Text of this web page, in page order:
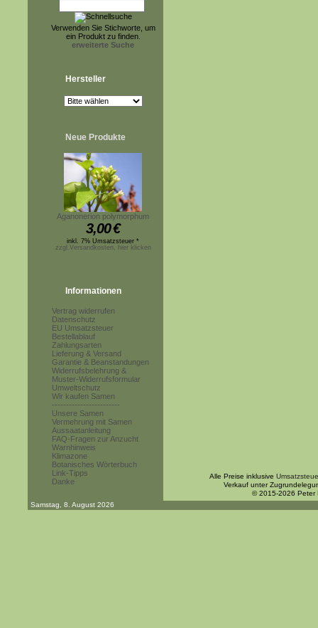
Verwenden Sie Stichworte, um
ein Produkt zu finden.
erweiterte Suche
Hersteller
Neue Produkte
Aganonerion polymorphum
3,00€
inkl. 7% Umsatzsteuer *
zzgl.Versandkosten, hier klicken
Informationen
Vertrag widerrufen
Datenschutz
EU Umsatzsteuer
Bestellablauf
Zahlungsarten
Lieferung & Versand
Garantie & Beanstandungen
Widerrufsbelehrung &
Muster-Widerrufsformular
Umweltschutz
Wir kaufen Samen
------------------------
Unsere Samen
Vermehrung mit Samen
Aussaatanleitung
FAQ-Fragen zur Anzucht
Warnhinweis
Klimazone
Botanisches Wörterbuch
Link-Tipps
Danke
Alle Preise inklusive
Verkauf unter
© 2015-2026 Peter
Samstag, 8. August 2026